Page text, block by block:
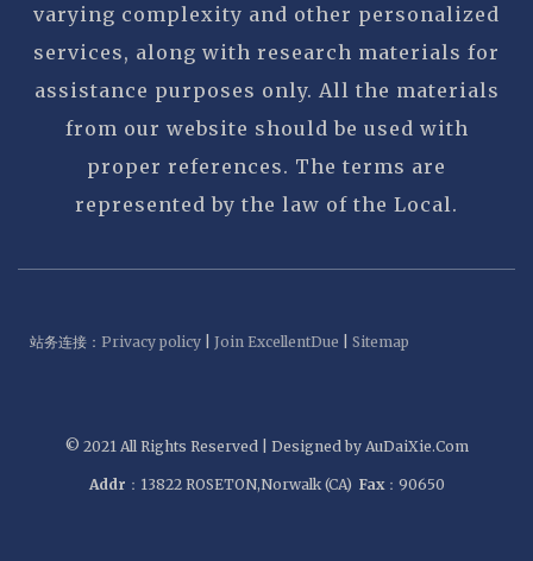
varying complexity and other personalized
services, along with research materials for
assistance purposes only. All the materials
from our website should be used with
proper references. The terms are
represented by the law of the Local.
© 2021 All Rights Reserved | Designed by AuDaiXie.Com
Addr ：13822 ROSETON,Norwalk (CA) Fax：90650
站务连接： Privacy policy Join ExcellentDue Sitemap